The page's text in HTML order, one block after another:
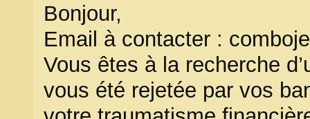
Bonjour,
Email à contacter :
Vous êtes à la recherche
vous été rejetée par vos